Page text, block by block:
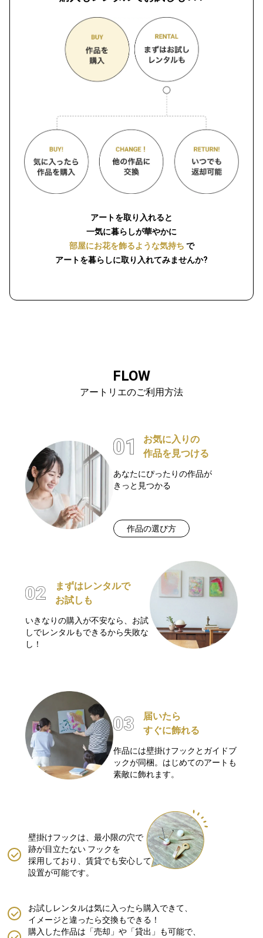
アートを取り入れると
一気に暮らしが華やかに
部屋にお花を飾るような気持ち で
アートを暮らしに取り入れてみませんか?
FLOW
アートリエのご利用方法
お気に入りの
作品を見つける
あなたにぴったりの作品が
きっと見つかる
作品の選び方
まずはレンタルで
お試しも
いきなりの購入が不安なら、お試
しでレンタルもできるから失敗な
し！
届いたら
すぐに飾れる
作品には壁掛けフックとガイドブ
ックが同梱。はじめてのアートも
素敵に飾れます。
壁掛けフックは、最小限の穴で
跡が目立たない フックを
採用しており、賃貸でも安心して
設置が可能です。
購入した作品は「売却」や「貸出」も可能で、
お試しレンタルは気に入ったら購入できて、
イメージと違ったら交換もできる！